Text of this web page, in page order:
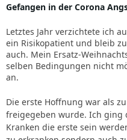
Gefangen in der Corona
Letztes Jahr verzichtete ich
ein Risikopatient und bleib
auch. Mein Ersatz-
selben Bedingungen nicht
an.
Die erste Hoffnung war als
freigegeben wurde. Ich ging
Kranken die erste sein